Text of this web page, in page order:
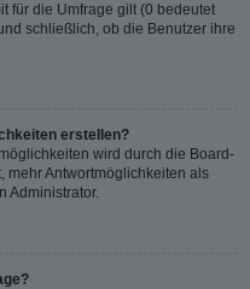
für die Umfrage gilt (0 bedeutet
schließlich, ob die Benutzer ihre
erstellen?
wird durch die Board-
mehr Antwortmöglichkeiten als
Administrator.